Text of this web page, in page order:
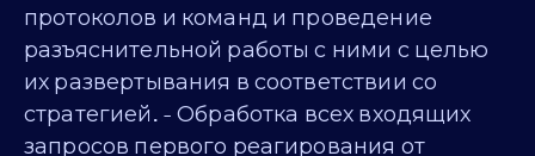
протоколов и команд и проведение
разъяснительной работы с ними с целью
их развертывания в соответствии со
стратегией. - Обработка всех входящих
запросов первого реагирования от